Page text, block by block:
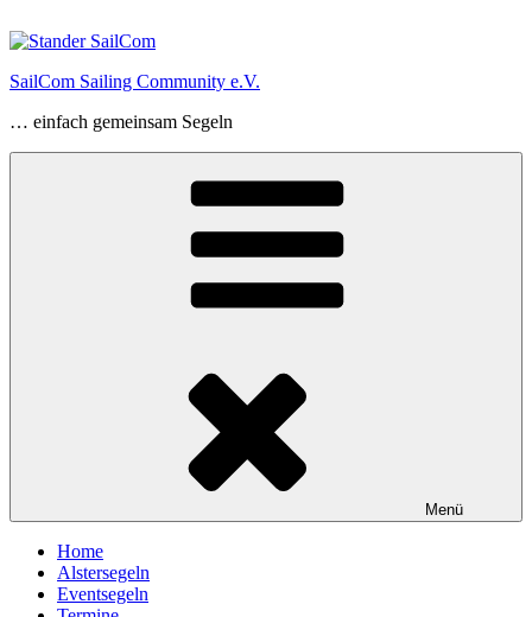
Inhalt
SailCom Sailing Community e.V.
… einfach gemeinsam Segeln
Menü
Home
Alstersegeln
Eventsegeln